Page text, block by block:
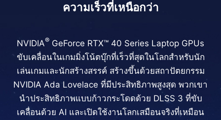
ความเร็วที่เหนือกว่า
NVIDIA® GeForce RTX™ 40 Series Laptop GPUs
ขับเคลื่อนในเกมมิ่งโน้ตบุ๊กที่เร็วที่สุดในโลกสำหรับนัก
เล่นเกมและนักสร้างสรรค์ สร้างขึ้นด้วยสถาปัตยกรรม
NVIDIA Ada Lovelace ที่มีประสิทธิภาพสูงสุด พวกเขา
นำประสิทธิภาพแบบก้าวกระโดดด้วย DLSS 3 ที่ขับ
เคลื่อนด้วย AI และเปิดใช้งานโลกเสมือนจริงที่เหมือน